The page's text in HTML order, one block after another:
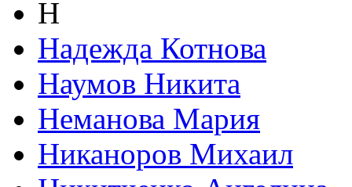
Н
Надежда Котнова
Наумов Никита
Неманова Мария
Никаноров Михаил